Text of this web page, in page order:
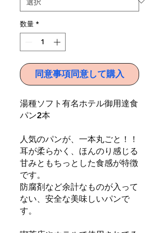
数量 *
同意事項同意して購入
湯種ソフト有名ホテル御用達食
パン2本
人気のパンが、一本丸ごと！！
耳が柔らかく、ほんのり感じる
甘みともちっとした食感が特徴
です。
防腐剤など余計なものが入って
ない、安全な美味しいパンで
す。